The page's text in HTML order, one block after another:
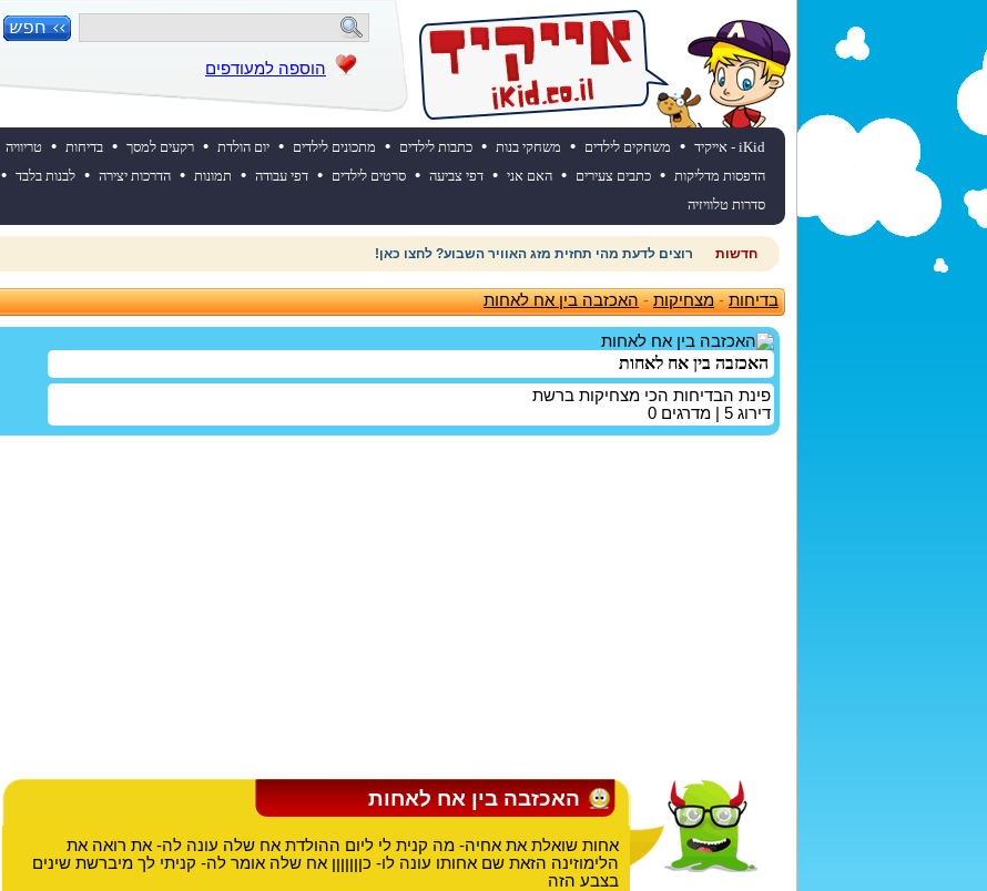
הוספה למעודפים
iKid - אייקיד • משחקים לילדים • משחקי בנות • כתבות לילדים • מתכונים לילדים • יום הולדת • רקעים למסך • בדיחות • טריוויה
הדפסות מדליקות • כתבים צעירים • האם אני • דפי צביעה • סרטים לילדים • דפי עבודה • תמונות • הדרכות יצירה • לבנות בלבד •
סדרות טלוויזיה
חדשות רוצים לדעת מהי תחזית מזג האוויר השבוע? לחצו כאן!
בדיחות-מצחיקות-האכזבה בין אח לאחות
האכזבה בין אח לאחות
פינת הבדיחות הכי מצחיקות ברשת
דירוג 5 | מדרגים 0
האכזבה בין אח לאחות
אחות שואלת את אחיה- מה קנית לי ליום ההולדת אח שלה עונה לה- את רואה את
הלימוזינה הזאת שם אחותו עונה לו- כןןןןןןן אח שלה אומר לה- קניתי לך מיברשת שינים
בצבע הזה